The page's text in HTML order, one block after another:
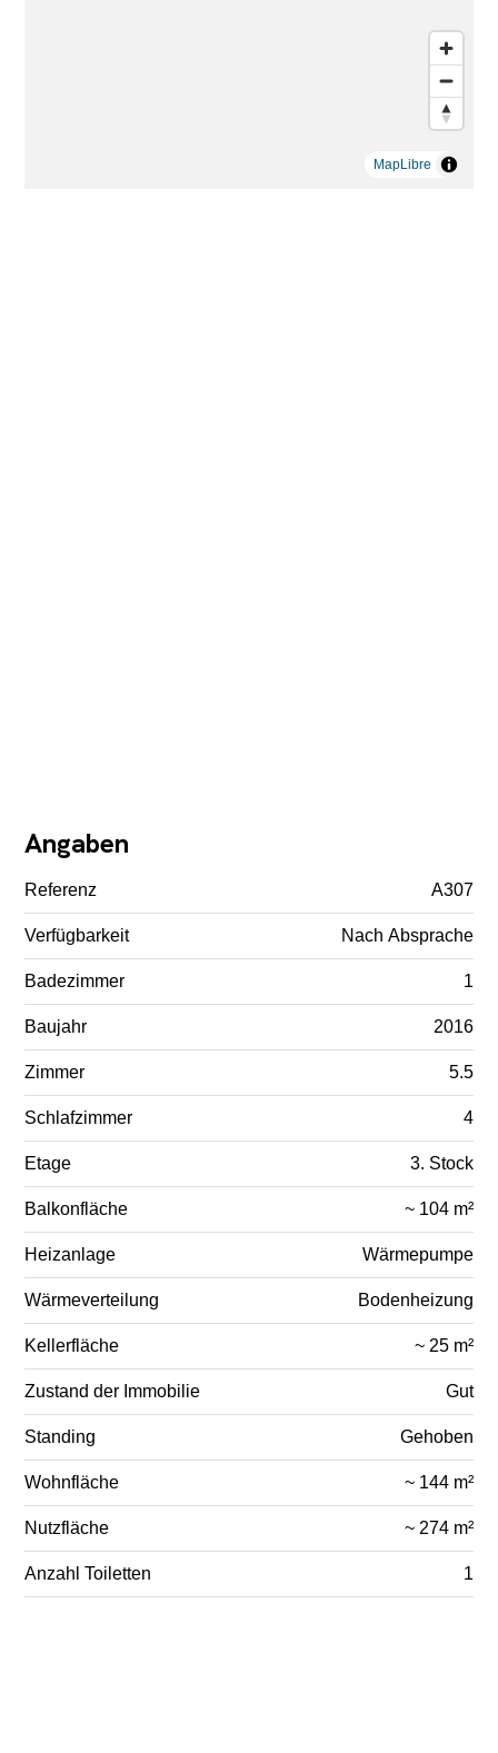
MapLibre
Angaben
Referenz A307
Verfügbarkeit Nach Absprache
Badezimmer 1
Baujahr 2016
Zimmer 5.5
Schlafzimmer 4
Etage 3. Stock
Balkonfläche ~ 104 m²
Heizanlage Wärmepumpe
Wärmeverteilung Bodenheizung
Kellerfläche ~ 25 m²
Zustand der Immobilie Gut
Standing Gehoben
Wohnfläche ~ 144 m²
Nutzfläche ~ 274 m²
Anzahl Toiletten 1